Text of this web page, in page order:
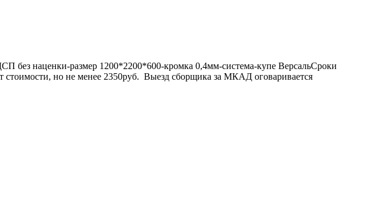
без наценки-размер 1200*2200*600-кромка 0,4мм-система-купе ВерсальСроки
стоимости, но не менее 2350руб. Выезд сборщика за МКАД оговаривается